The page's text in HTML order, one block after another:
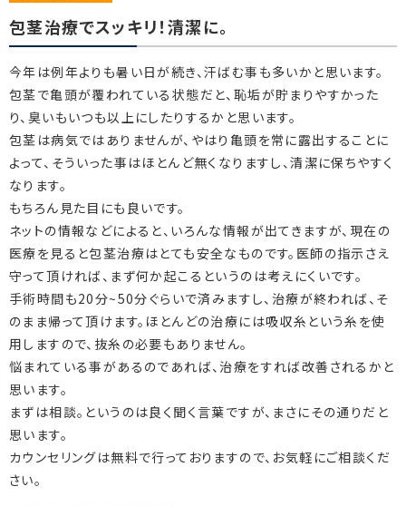
包茎治療でスッキリ！清潔に。
今年は例年よりも暑い日が続き、汗ばむ事も多いかと思います。
包茎で亀頭が覆われている状態だと、恥垢が貯まりやすかった
り、臭いもいつも以上にしたりするかと思います。
包茎は病気ではありませんが、やはり亀頭を常に露出することに
よって、そういった事はほとんど無くなりますし、清潔に保ちやすく
なります。
もちろん見た目にも良いです。
ネットの情報などによると、いろんな情報が出てきますが、現在の
医療を見ると包茎治療はとても安全なものです。医師の指示さえ
守って頂ければ、まず何か起こるというのは考えにくいです。
手術時間も20分~50分ぐらいで済みますし、治療が終われば、そ
のまま帰って頂けます。ほとんどの治療には吸収糸という糸を使
用しますので、抜糸の必要もありません。
悩まれている事があるのであれば、治療をすれば改善されるかと
思います。
まずは相談。というのは良く聞く言葉ですが、まさにその通りだと
思います。
カウンセリングは無料で行っておりますので、お気軽にご相談くだ
さい。